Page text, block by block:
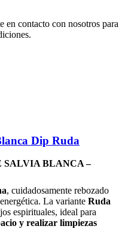
en contacto con nosotros para
Dip Ruda
SALVIA BLANCA –
, cuidadosamente rebozado
La variante Ruda
espirituales, ideal para
y realizar limpiezas